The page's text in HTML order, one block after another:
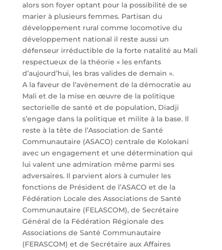
alors son foyer optant pour la possibilité de se
marier à plusieurs femmes. Partisan du
développement rural comme locomotive du
développement national il reste aussi un
défenseur irréductible de la forte natalité au Mali
respectueux de la théorie « les enfants
d’aujourd’hui, les bras valides de demain ».
A la faveur de l’avènement de la démocratie au
Mali et de la mise en œuvre de la politique
sectorielle de santé et de population, Diadji
s’engage dans la politique et milite à la base. Il
reste à la tête de l’Association de Santé
Communautaire (ASACO) centrale de Kolokani
avec un engagement et une détermination qui
lui valent une admiration même parmi ses
adversaires. Il parvient alors à cumuler les
fonctions de Président de l’ASACO et de la
Fédération Locale des Associations de Santé
Communautaire (FELASCOM), de Secrétaire
Général de la Fédération Régionale des
Associations de Santé Communautaire
(FERASCOM) et de Secrétaire aux Affaires